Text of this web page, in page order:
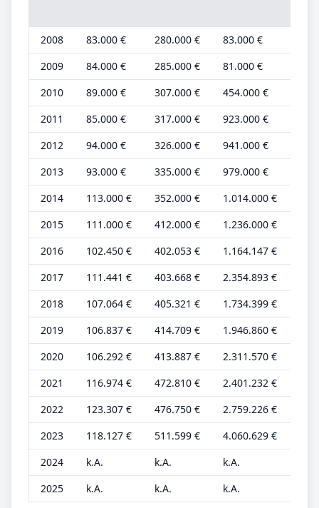
2008 83.000 € 280.000 € 83.000 €
2009
84.000 € 285.000 € 81.000 €
2010
89.000 € 307.000 € 454.000 €
2011
85.000 € 317.000 € 923.000 €
2012
94.000 € 326.000 € 941.000 €
2013
93.000 € 335.000 € 979.000 €
2014
113.000 € 352.000 € 1.014.000 €
2015
111.000 € 412.000 € 1.236.000 €
2016
102.450 € 402.053 € 1.164.147 €
2017
111.441 € 403.668 € 2.354.893 €
2018
107.064 € 405.321 € 1.734.399 €
2019
106.837 € 414.709 € 1.946.860 €
2020
106.292 € 413.887 € 2.311.570 €
2021
116.974 € 472.810 € 2.401.232 €
2022
123.307 € 476.750 € 2.759.226 €
2023
118.127 € 511.599 € 4.060.629 €
2024
k.A. k.A. k.A.
2025
k.A. k.A. k.A.